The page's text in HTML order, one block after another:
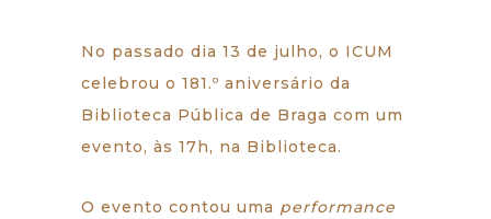
No passado dia 13 de julho, o ICUM
celebrou o 181.º aniversário da
Biblioteca Pública de Braga com um
evento, às 17h, na Biblioteca.
O evento contou uma performance